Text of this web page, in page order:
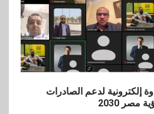
إلكترونية لدعم الصادرات
2030